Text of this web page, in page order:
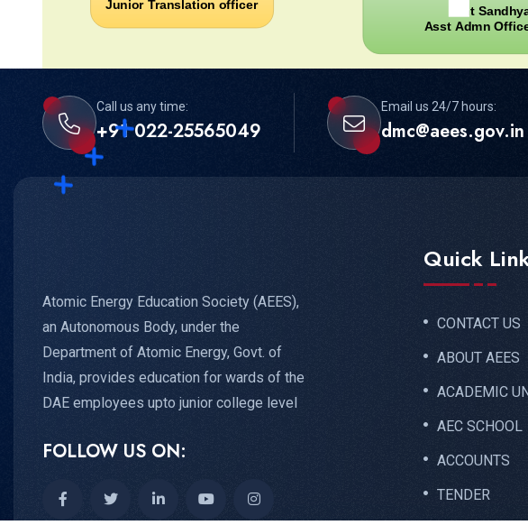
Smt
Asst Admn
Junior Translation officer
Call us any time:
+91 022-25565049
Email us 24/7 hours:
dmc@aees.gov.in
Atomic Energy Education Society (AEES),
an Autonomous Body, under the
Department of Atomic Energy, Govt. of
India, provides education for wards of the
DAE employees upto junior college level
FOLLOW US ON:
Quick
CONTACT US
ABOUT AEES
ACADEMIC
AEC SCHOOL
ACCOUNTS
TENDER